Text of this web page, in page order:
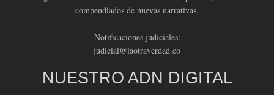
compendiados de nuevas narrativas.
Notificaciones judiciales:
judicial@laotraverdad.co
NUESTRO ADN DIGITAL